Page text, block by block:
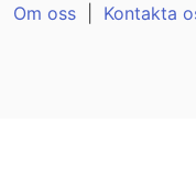
Om oss
Kontakta